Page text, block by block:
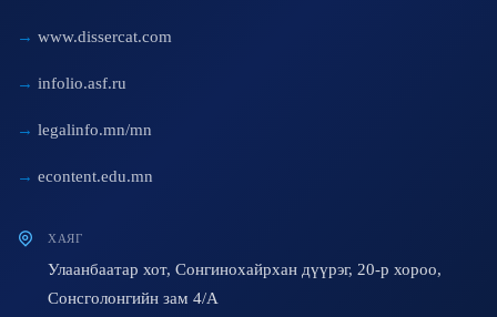
www.dissercat.com
infolio.asf.ru
legalinfo.mn/mn
econtent.edu.mn
ХАЯГ
Улаанбаатар хот, Сонгинохайрхан дүүрэг, 20-р хороо,
Сонсголонгийн зам 4/A